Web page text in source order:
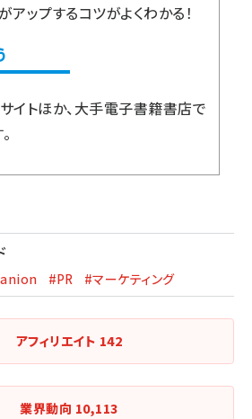
アップするコツがよくわかる！
イトほか、大手電子書籍書店で
#PR #マーケティング
アフィリエイト 142
業界動向 10,113